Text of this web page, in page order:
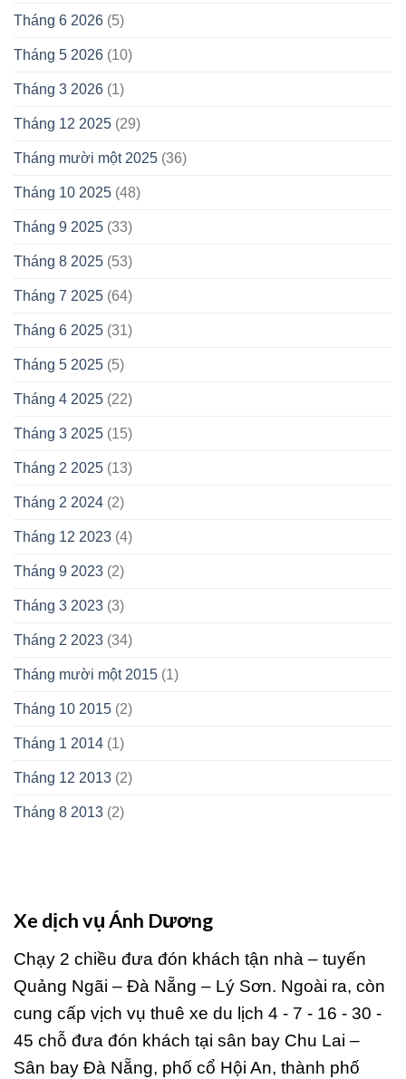
Tháng 6 2026 (5)
Tháng 5 2026 (10)
Tháng 3 2026 (1)
Tháng 12 2025 (29)
Tháng mười một 2025 (36)
Tháng 10 2025 (48)
Tháng 9 2025 (33)
Tháng 8 2025 (53)
Tháng 7 2025 (64)
Tháng 6 2025 (31)
Tháng 5 2025 (5)
Tháng 4 2025 (22)
Tháng 3 2025 (15)
Tháng 2 2025 (13)
Tháng 2 2024 (2)
Tháng 12 2023 (4)
Tháng 9 2023 (2)
Tháng 3 2023 (3)
Tháng 2 2023 (34)
Tháng mười một 2015 (1)
Tháng 10 2015 (2)
Tháng 1 2014 (1)
Tháng 12 2013 (2)
Tháng 8 2013 (2)
Xe dịch vụ Ánh Dương
Chạy 2 chiều đưa đón khách tận nhà – tuyến
Quảng Ngãi – Đà Nẵng – Lý Sơn. Ngoài ra, còn
cung cấp vịch vụ thuê xe du lịch 4 - 7 - 16 - 30 -
45 chỗ đưa đón khách tại sân bay Chu Lai –
Sân bay Đà Nẵng, phố cổ Hội An, thành phố